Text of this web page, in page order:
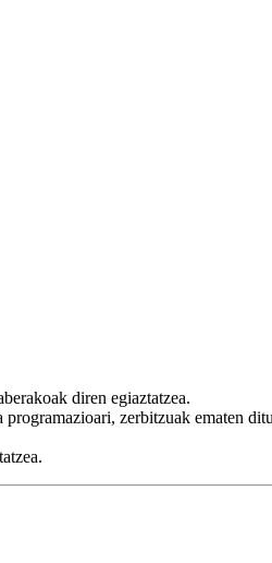
diren egiaztatzea.
zerbitzuak ematen